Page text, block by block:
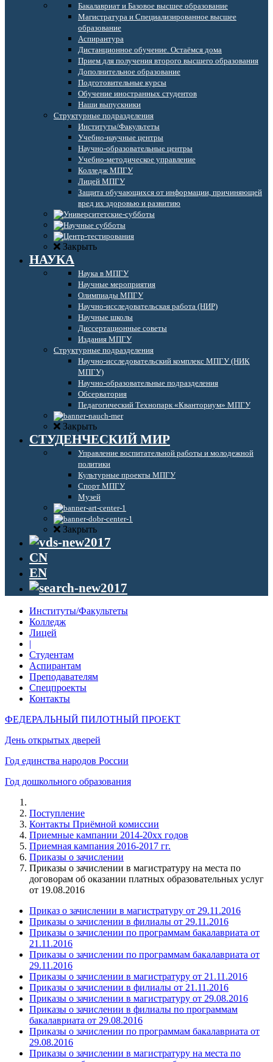
Бакалавриат и Базовое высшее образование
Магистратура и Специализированное высшее
образование
Аспирантура
Дистанционное обучение. Остаёмся дома
Прием для получения второго высшего образования
Дополнительное образование
Подготовительные курсы
Обучение иностранных студентов
Наши выпускники
Структурные подразделения
Институты/Факультеты
Учебно-научные центры
Научно-образовательные центры
Учебно-методическое управление
Колледж МПГУ
Лицей МПГУ
Защита обучающихся от информации, причиняющей
вред их здоровью и развитию
Закрыть
НАУКА
Наука в МПГУ
Научные мероприятия
Олимпиады МПГУ
Научно-исследовательская работа (НИР)
Научные школы
Диссертационные советы
Издания МПГУ
Структурные подразделения
Научно-исследовательский комплекс МПГУ (НИК
МПГУ)
Научно-образовательные подразделения
Обсерватория
Педагогический Технопарк «Кванториум» МПГУ
Закрыть
СТУДЕНЧЕСКИЙ МИР
Управление воспитательной работы и молодежной
политики
Культурные проекты МПГУ
Спорт МПГУ
Музей
Закрыть
CN
EN
Институты/Факультеты
Колледж
Лицей
|
Студентам
Аспирантам
Преподавателям
Спецпроекты
Контакты
ФЕДЕРАЛЬНЫЙ ПИЛОТНЫЙ ПРОЕКТ
День открытых дверей
Год единства народов России
Год дошкольного образования
Поступление
Контакты Приёмной комиссии
Приемные кампании 2014-20xx годов
Приемная кампания 2016-2017 гг.
Приказы o зачислении
Приказы о зачислении в магистратуру на места по
договорам об оказании платных образовательных услуг
от 19.08.2016
Приказ о зачислении в магистратуру от 29.11.2016
Приказы о зачислении в филиалы от 29.11.2016
Приказы о зачислении по программам бакалавриата от
21.11.2016
Приказы о зачислении по программам бакалавриата от
29.11.2016
Приказы о зачислении в магистратуру от 21.11.2016
Приказы о зачислении в филиалы от 21.11.2016
Приказы о зачислении в магистратуру от 29.08.2016
Приказы о зачислении в филиалы по программам
бакалавриата от 29.08.2016
Приказы о зачислении по программам бакалавриата от
29.08.2016
Приказы о зачислении в магистратуру на места по